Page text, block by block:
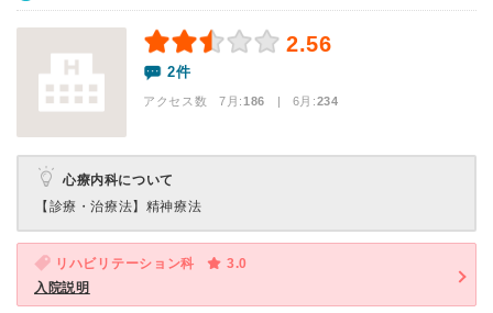
2.56
2件
アクセス数 7月:186 | 6月:234
心療内科について
【診療・治療法】 精神療法
リハビリテーション科
3.0
入院説明